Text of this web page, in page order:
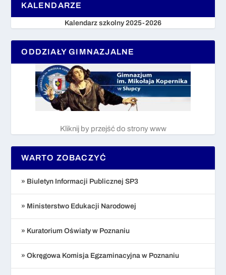
KALENDARZE
Kalendarz szkolny 2025-2026
ODDZIAŁY GIMNAZJALNE
Kliknij by przejść do strony www
WARTO ZOBACZYĆ
» Biuletyn Informacji Publicznej SP3
» Ministerstwo Edukacji Narodowej
» Kuratorium Oświaty w Poznaniu
» Okręgowa Komisja Egzaminacyjna w Poznaniu